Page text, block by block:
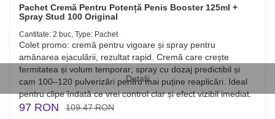
Detalii
Pachet Cremă Pentru Potență Penis Booster 125ml +
Spray Stud 100 Original
Cantitate: 2 buc, Type: Pachet
Colet promo: cremă pentru vigoare și spray pentru
amânarea ejaculării, rezultat rapid. Cremă care crește
fermitatea și volum temporar; spray cu dozaj predictibil și
cam 100–120 pulverizări pentru mai puține reaplicări. Ideal
pentru clipe îndată ce vrei control clar și efect vizibil imediat.
97 RON 109.47 RON